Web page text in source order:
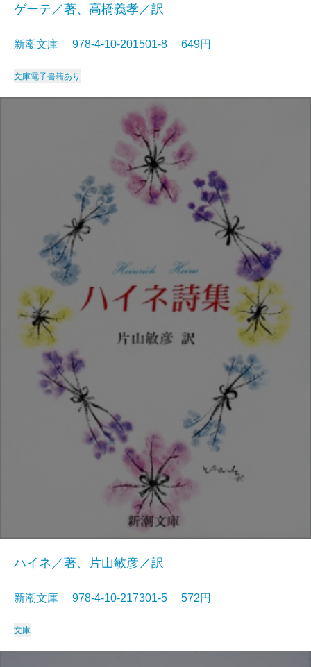
ゲーテ／著、高橋義孝／訳
新潮文庫 978-4-10-201501-8 649円
文庫電子書籍あり
ハイネ／著、片山敏彦／訳
新潮文庫 978-4-10-217301-5 572円
文庫